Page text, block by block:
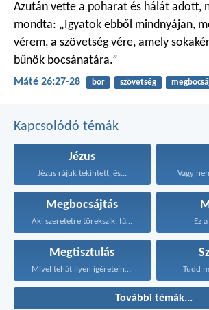
Azután vette a poharat és hálát adott,
mondta: „Igyatok ebből mindnyájan,
vérem, a szövetség vére, amely
bűnök bocsánatára.”
Máté 26:27-28 bor szövetség
Kapcsolódó témák
Jézus
Jézus rájuk tekintett, és... Vagy
Megbocsájtás
Aki szeretetre törekszik, fátyolt... Ez
Megtisztulás
Mivel tehát ilyen ígéreteink... Tudd
További témák...